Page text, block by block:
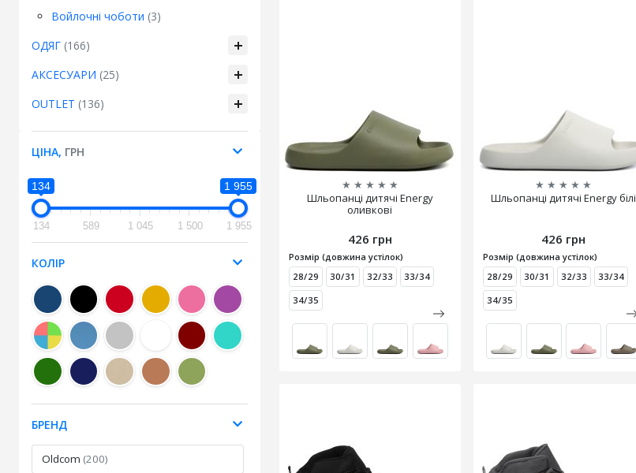
Войлочні чоботи (3)
ОДЯГ (166)
АКСЕСУАРИ (25)
OUTLET (136)
ЦІНА, ГРН
134 1 955
134 589 1 045 1 500 1 955
КОЛІР
БРЕНД
Oldcom (200)
★ ★ ★ ★ ★
Шльопанці дитячі Energy
оливкові
426 грн
Розмір (довжина устілок)
28/29
30/31 32/33
33/34
34/35
★ ★ ★ ★ ★
Шльопанці дитячі Energy білі
426 грн
Розмір (довжина устілок)
28/29
30/31 32/33
33/34
34/35